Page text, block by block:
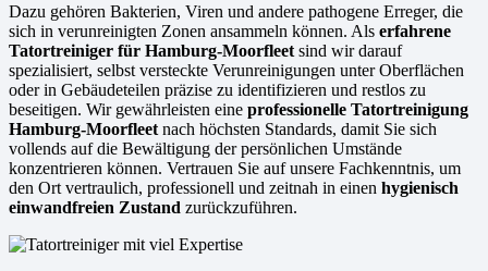
Dazu gehören Bakterien, Viren und andere pathogene Erreger, die
sich in verunreinigten Zonen ansammeln können. Als erfahrene
Tatortreiniger für Hamburg-Moorfleet sind wir darauf
spezialisiert, selbst versteckte Verunreinigungen unter Oberflächen
oder in Gebäudeteilen präzise zu identifizieren und restlos zu
beseitigen. Wir gewährleisten eine professionelle Tatortreinigung
Hamburg-Moorfleet nach höchsten Standards, damit Sie sich
vollends auf die Bewältigung der persönlichen Umstände
konzentrieren können. Vertrauen Sie auf unsere Fachkenntnis, um
den Ort vertraulich, professionell und zeitnah in einen hygienisch
einwandfreien Zustand zurückzuführen.